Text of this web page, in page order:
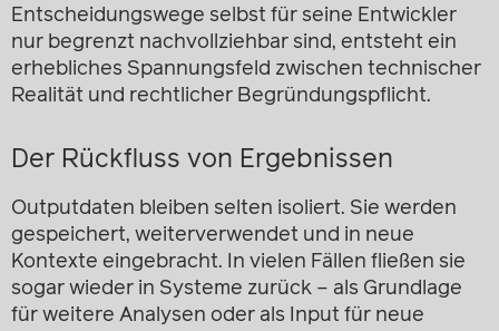
Entscheidungswege selbst für seine Entwickler
nur begrenzt nachvollziehbar sind, entsteht ein
erhebliches Spannungsfeld zwischen technischer
Realität und rechtlicher Begründungspflicht.
Der Rückfluss von Ergebnissen
Outputdaten bleiben selten isoliert. Sie werden
gespeichert, weiterverwendet und in neue
Kontexte eingebracht. In vielen Fällen fließen sie
sogar wieder in Systeme zurück – als Grundlage
für weitere Analysen oder als Input für neue